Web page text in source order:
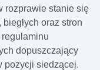
rozprawie stanie się
oraz stron
dopuszczający
pozycji siedzącej.